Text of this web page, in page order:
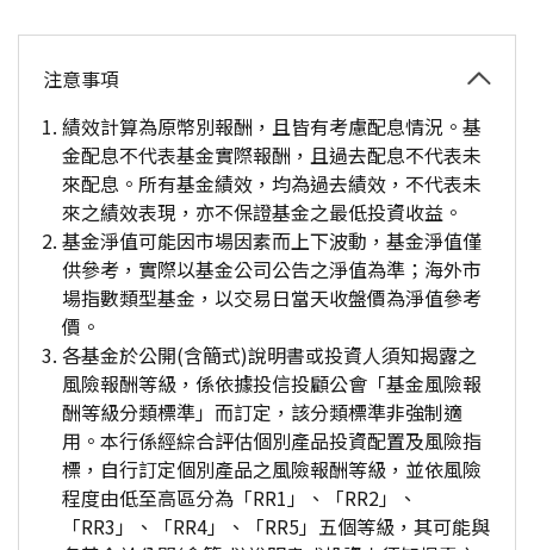
注意事項
績效計算為原幣別報酬，且皆有考慮配息情況。基
金配息不代表基金實際報酬，且過去配息不代表未
來配息。所有基金績效，均為過去績效，不代表未
來之績效表現，亦不保證基金之最低投資收益。
基金淨值可能因市場因素而上下波動，基金淨值僅
供參考，實際以基金公司公告之淨值為準；海外市
場指數類型基金，以交易日當天收盤價為淨值參考
價。
各基金於公開(含簡式)說明書或投資人須知揭露之
風險報酬等級，係依據投信投顧公會「基金風險報
酬等級分類標準」而訂定，該分類標準非強制適
用。本行係經綜合評估個別產品投資配置及風險指
標，自行訂定個別產品之風險報酬等級，並依風險
程度由低至高區分為「RR1」、「RR2」、
「RR3」、「RR4」、「RR5」五個等級，其可能與